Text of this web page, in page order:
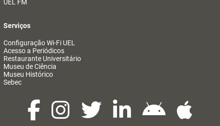
UEL FM
Serviços
Configuração Wi-Fi UEL
Acesso a Periódicos
Restaurante Universitário
Museu de Ciência
Museu Histórico
Sebec